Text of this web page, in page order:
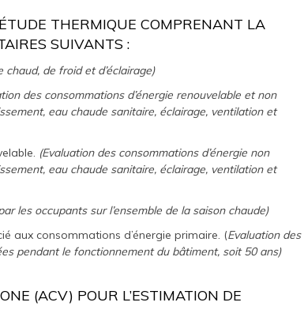
THERMIQUE COMPRENANT LA
SUIVANTS :
chaud, de froid et d’éclairage)
des consommations d’énergie renouvelable et non
eau chaude sanitaire, éclairage, ventilation et
(Evaluation des consommations d’énergie non
eau chaude sanitaire, éclairage, ventilation et
les occupants sur l’ensemble de la saison chaude)
aux consommations d’énergie primaire. (Evaluation des
pendant le fonctionnement du bâtiment, soit 50 ans)
(ACV) POUR L’ESTIMATION DE